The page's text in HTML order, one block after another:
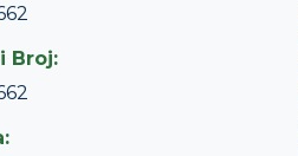
Broj: